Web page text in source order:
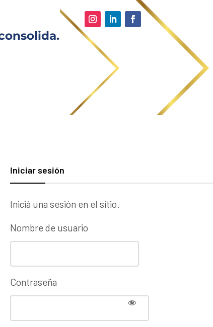
Iniciar sesión
Iniciá una sesión en el sitio.
Nombre de usuario
Contraseña